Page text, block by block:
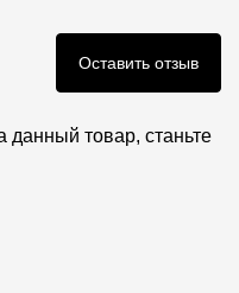
Оставить отзыв
данный товар, станьте